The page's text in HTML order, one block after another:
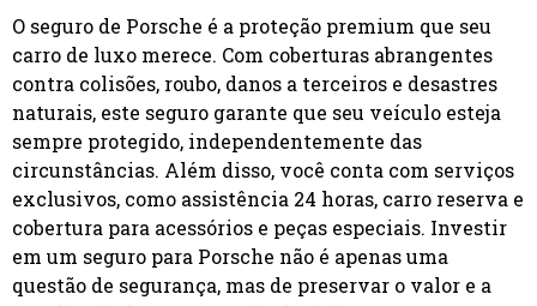
O seguro de Porsche é a proteção premium que seu
carro de luxo merece. Com coberturas abrangentes
contra colisões, roubo, danos a terceiros e desastres
naturais, este seguro garante que seu veículo esteja
sempre protegido, independentemente das
circunstâncias. Além disso, você conta com serviços
exclusivos, como assistência 24 horas, carro reserva e
cobertura para acessórios e peças especiais. Investir
em um seguro para Porsche não é apenas uma
questão de segurança, mas de preservar o valor e a